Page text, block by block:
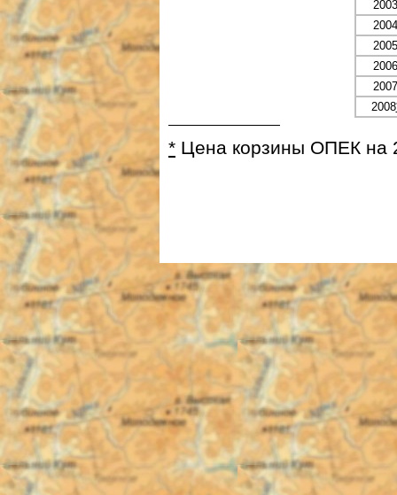
2003
2004
2005
2006
2007
2008
* Цена корзины ОПЕК на